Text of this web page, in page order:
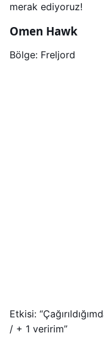
merak ediyoruz!
Omen Hawk
Bölge: Freljord
Etkisi:
/ + 1 veririm”